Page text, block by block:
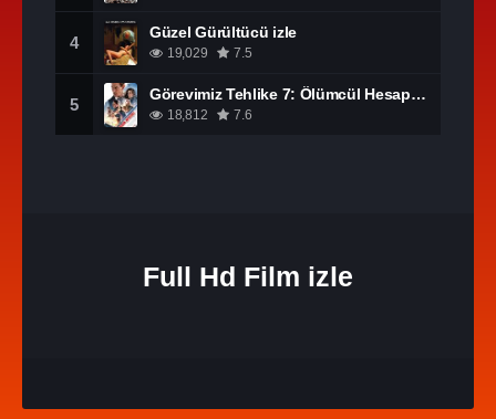
4
Güzel Gürültücü izle
19,029 7.5
5
Görevimiz Tehlike 7: Ölümcül Hesaplaşma Bölüm 1 izle
18,812 7.6
Full Hd Film izle